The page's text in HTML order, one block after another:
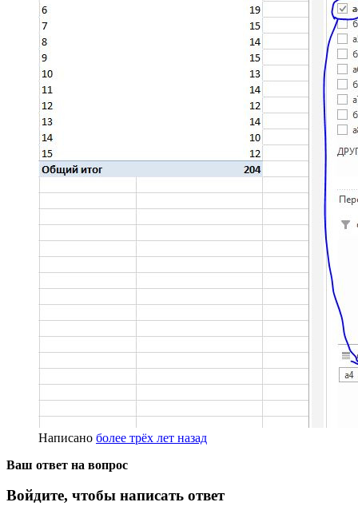
Написано более трёх лет назад
Ваш ответ на вопрос
Войдите, чтобы написать ответ